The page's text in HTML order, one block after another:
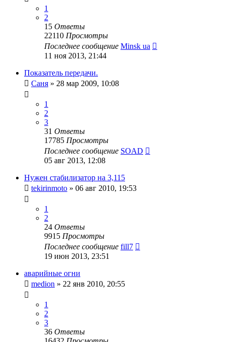
1
2
15 Ответы
22110 Просмотры
Последнее сообщение Minsk ua
11 ноя 2013, 21:44
Показатель передачи.
Саня » 28 мар 2009, 10:08
1
2
3
31 Ответы
17785 Просмотры
Последнее сообщение SOAD
05 авг 2013, 12:08
Нужен стабилизатор на 3,115
tekirinmoto » 06 авг 2010, 19:53
1
2
24 Ответы
9915 Просмотры
Последнее сообщение fill7
19 июн 2013, 23:51
аварийные огни
medion » 22 янв 2010, 20:55
1
2
3
36 Ответы